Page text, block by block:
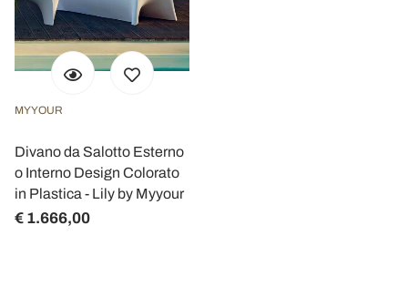
MYYOUR
Divano da Salotto Esterno
o Interno Design Colorato
in Plastica - Lily by Myyour
€ 1.666,00